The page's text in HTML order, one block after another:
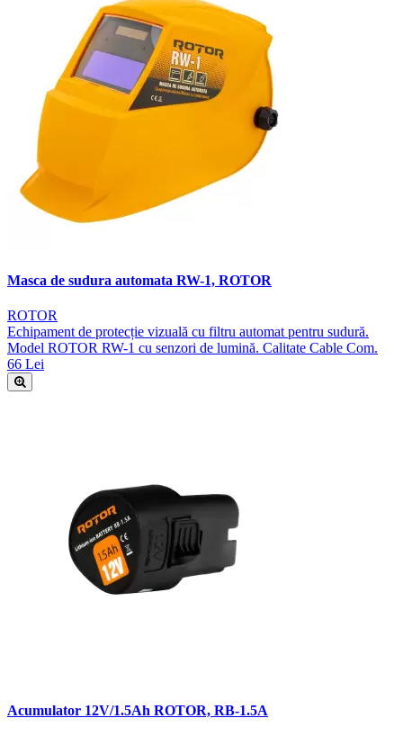
Masca de sudura automata RW-1, ROTOR
ROTOR
Echipament de protecție vizuală cu filtru automat pentru sudură.
Model ROTOR RW-1 cu senzori de lumină. Calitate Cable Com.
66 Lei
Acumulator 12V/1.5Ah ROTOR, RB-1.5A